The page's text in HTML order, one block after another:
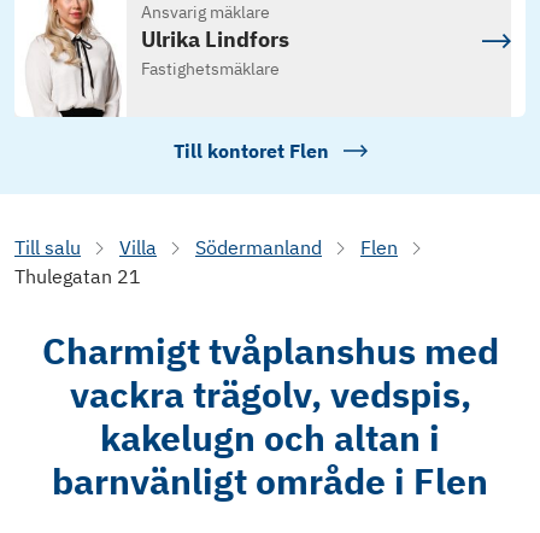
Ansvarig mäklare
Ulrika Lindfors
Fastighetsmäklare
Till kontoret Flen
Till salu Villa Södermanland
Flen
Thulegatan 21
Charmigt tvåplanshus med
vackra trägolv, vedspis,
kakelugn och altan i
barnvänligt område i Flen